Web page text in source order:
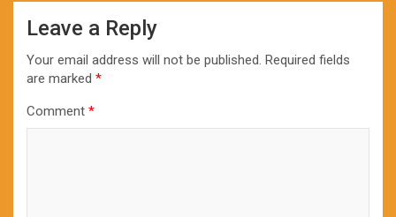
Leave a Reply
Your email address will not be published. Required fields
are marked *
Comment *